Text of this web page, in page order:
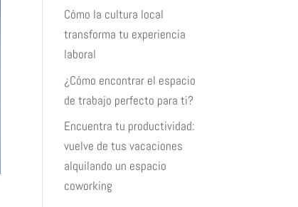
Cómo la cultura local
transforma tu experiencia
laboral
¿Cómo encontrar el espacio
de trabajo perfecto para ti?
Encuentra tu productividad:
vuelve de tus vacaciones
alquilando un espacio
coworking